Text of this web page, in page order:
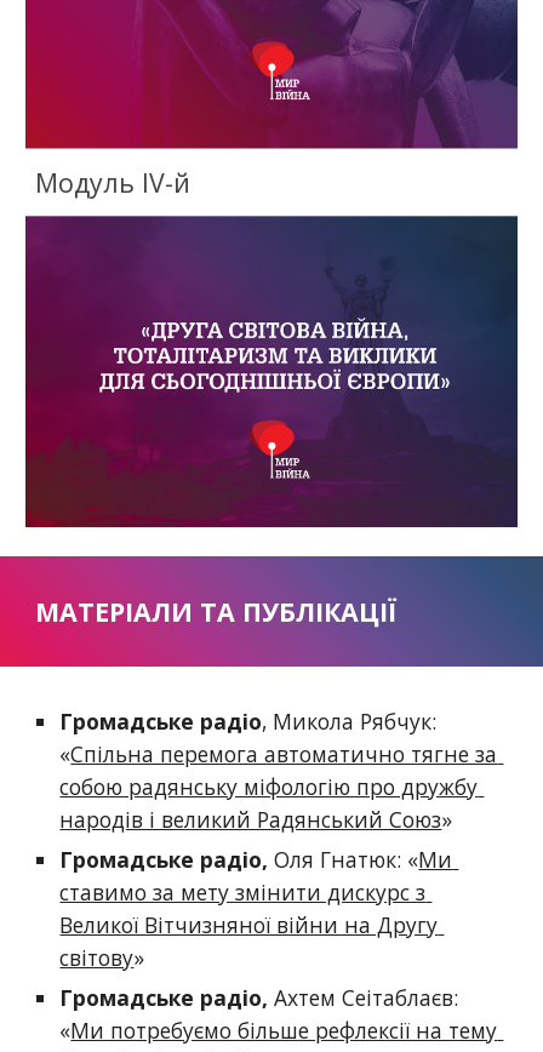
Модуль IV-й
МАТЕРІАЛИ ТА ПУБЛІКАЦІЇ
Громадське радіо, Микола Рябчук:
«Спільна перемога автоматично тягне за
собою радянську міфологію про дружбу
народів і великий Радянський Союз»
Громадське радіо, Оля Гнатюк: «Ми
ставимо за мету змінити дискурс з
Великої Вітчизняної війни на Другу
світову»
Громадське радіо, Ахтем Сеітаблаєв:
«Ми потребуємо більше рефлексії на тему